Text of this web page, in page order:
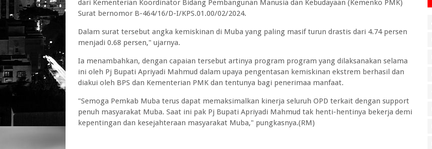
dari Kementerian Koordinator Bidang Pembangunan Manusia dan Kebudayaan (Kemenko PMK)
Surat bernomor B-464/16/D-I/KPS.01.00/02/2024.
Dalam surat tersebut angka kemiskinan di Muba yang paling masif turun drastis dari 4.74 persen
menjadi 0.68 persen," ujarnya.
Ia menambahkan, dengan capaian tersebut artinya program program yang dilaksanakan selama
ini oleh Pj Bupati Apriyadi Mahmud dalam upaya pengentasan kemiskinan ekstrem berhasil dan
diakui oleh BPS dan Kementerian PMK dan tentunya bagi penerimaa manfaat.
"Semoga Pemkab Muba terus dapat memaksimalkan kinerja seluruh OPD terkait dengan support
penuh masyarakat Muba. Saat ini pak Pj Bupati Apriyadi Mahmud tak henti-hentinya bekerja demi
kepentingan dan kesejahteraan masyarakat Muba," pungkasnya.(RM)